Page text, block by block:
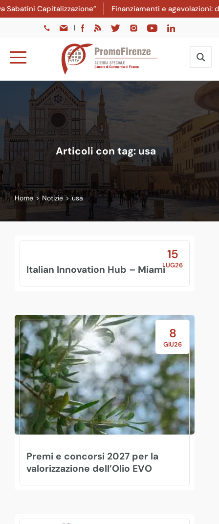
Capitalizzazione” Finanziamenti e agevolazioni: dal 8
|
Articoli con tag: usa
Home > Notizie > usa
15
LUG26
Italian Innovation Hub – Miami
8
GIU26
Premi e concorsi 2027 per la
valorizzazione dell’Olio EVO